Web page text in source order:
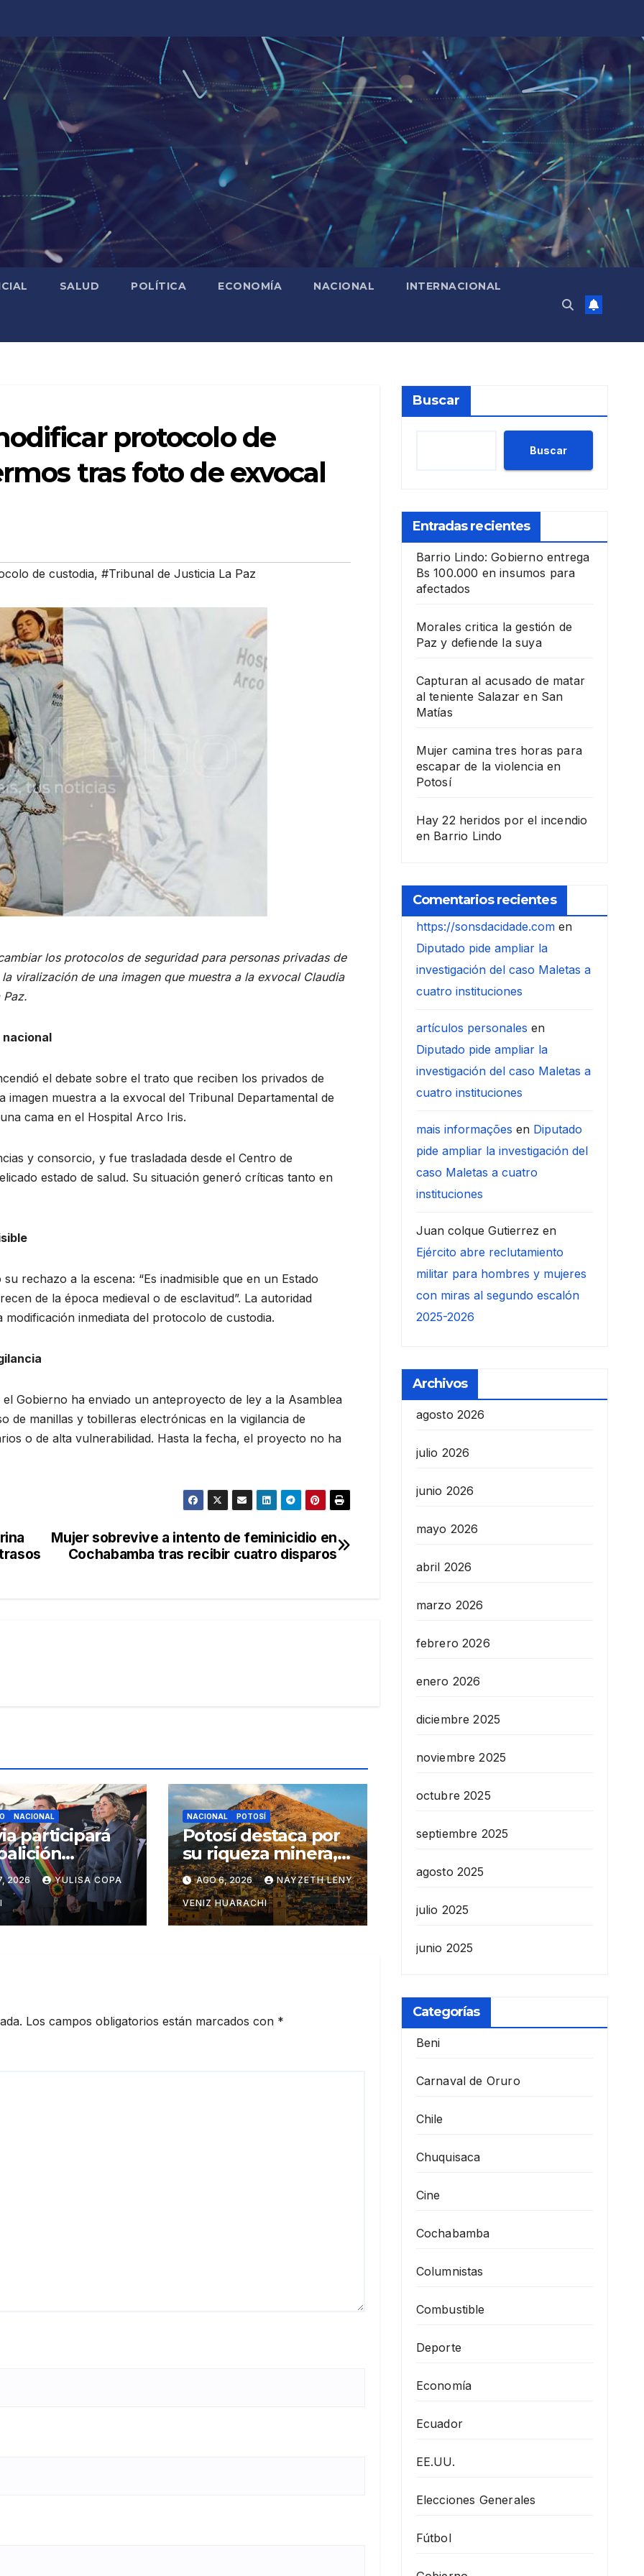
SALUD POLÍTICA ECONOMÍA NACIONAL INTERNACIONAL
protocolo de
tras foto de exvocal
de custodia, #Tribunal de Justicia La Paz
los protocolos de seguridad para personas privadas de
viralización de una imagen que muestra a la exvocal Claudia
nacional
el debate sobre el trato que reciben los privados de
imagen muestra a la exvocal del Tribunal Departamental de
cama en el Hospital Arco Iris.
y consorcio, y fue trasladada desde el Centro de
estado de salud. Su situación generó críticas tanto en
rechazo a la escena: “Es inadmisible que en un Estado
de la época medieval o de esclavitud”. La autoridad
inmediata del protocolo de custodia.
Gobierno ha enviado un anteproyecto de ley a la Asamblea
de manillas y tobilleras electrónicas en la vigilancia de
o de alta vulnerabilidad. Hasta la fecha, el proyecto no ha
Mujer sobrevive a intento de feminicidio en
Cochabamba tras recibir cuatro disparos
NACIONAL
participará
contra los
del
2026 YULISA COPA
NACIONAL POTOSÍ
Potosí destaca por
su riqueza minera,
turística y
productiva
AGO 6, 2026 NAYZETH LENY
VENIZ HUARACHI
Los campos obligatorios están marcados con *
Buscar
Buscar
Entradas recientes
Barrio Lindo: Gobierno entrega
Bs 100.000 en insumos para
afectados
Morales critica la gestión de
Paz y defiende la suya
Capturan al acusado de matar
al teniente Salazar en San
Matías
Mujer camina tres horas para
escapar de la violencia en
Potosí
Hay 22 heridos por el incendio
en Barrio Lindo
Comentarios recientes
https://sonsdacidade.comen
Diputado pide ampliar la
investigación del caso Maletas a
cuatro instituciones
artículos personales en
Diputado pide ampliar la
investigación del caso Maletas a
cuatro instituciones
mais informações en Diputado
pide ampliar la investigación del
caso Maletas a cuatro
instituciones
Juan colque Gutierrez en
Ejército abre reclutamiento
militar para hombres y mujeres
con miras al segundo escalón
2025-2026
Archivos
agosto 2026
julio 2026
junio 2026
mayo 2026
abril 2026
marzo 2026
febrero 2026
enero 2026
diciembre 2025
noviembre 2025
octubre 2025
septiembre 2025
agosto 2025
julio 2025
junio 2025
Categorías
Beni
Carnaval de Oruro
Chile
Chuquisaca
Cine
Cochabamba
Columnistas
Combustible
Deporte
Economía
Ecuador
EE.UU.
Elecciones Generales
Fútbol